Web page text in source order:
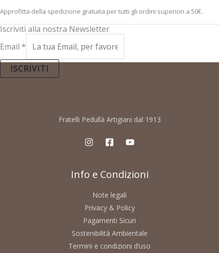
Approfitta della spedizione gratuita per tutti gli ordini superiori a 50€.
Iscriviti alla nostra Newsletter
Email *
ISCRIVITI
Fratelli Pedullà Artigiani dal 1913
Info e Condizioni
Note legali
Privacy & Policy
Pagamenti Sicuri
Sostenibilità Ambientale
Termini e condizioni d’uso